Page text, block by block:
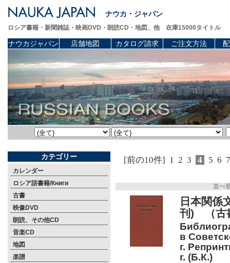
ナウカ・ジャパン
ロシア書籍・新聞雑誌・映画DVD・朗読CD・地図、他 在庫15000タイトル
ナウカジャパン 店舗地図 カタログ請求 ご注文方法
カテゴリー
カレンダー
ロシア語書籍/Книги
古書
映像DVD
朗読、その他CD
音楽CD
地図
楽譜
[前の10件] 1 2 3 4 5 6 7
並べ
日本関
刊) （古
в
г.
г. (Б.К.)